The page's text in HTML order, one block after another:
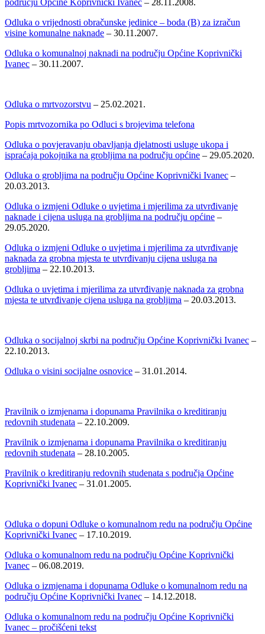
području Općine Koprivnički Ivanec – 28.11.2008.
Odluka o vrijednosti obračunske jedinice – boda (B) za izračun
visine komunalne naknade – 30.11.2007.
Odluka o komunalnoj naknadi na području Općine Koprivnički
Ivanec – 30.11.2007.
Odluka o mrtvozorstvu – 25.02.2021.
Popis mrtvozornika po Odluci s brojevima telefona
Odluka o povjeravanju obavljanja djelatnosti usluge ukopa i
ispraćaja pokojnika na grobljima na području općine – 29.05.2020.
Odluka o grobljima na području Općine Koprivnički Ivanec –
20.03.2013.
Odluka o izmjeni Odluke o uvjetima i mjerilima za utvrđivanje
naknade i cijena usluga na grobljima na području općine –
29.05.2020.
Odluka o izmjeni Odluke o uvjetima i mjerilima za utvrđivanje
naknada za grobna mjesta te utvrđivanju cijena usluga na
grobljima – 22.10.2013.
Odluka o uvjetima i mjerilima za utvrđivanje naknada za grobna
mjesta te utvrđivanje cijena usluga na grobljima – 20.03.2013.
Odluka o socijalnoj skrbi na području Općine Koprivnički Ivanec –
22.10.2013.
Odluka o visini socijalne osnovice – 31.01.2014.
Pravilnik o izmjenama i dopunama Pravilnika o kreditiranju
redovnih studenata – 22.10.2009.
Pravilnik o izmjenama i dopunama Pravilnika o kreditiranju
redovnih studenata – 28.10.2005.
Pravilnik o kreditiranju redovnih studenata s područja Općine
Koprivnički Ivanec – 31.01.2005.
Odluka o dopuni Odluke o komunalnom redu na području Općine
Koprivnički Ivanec – 17.10.2019.
Odluka o komunalnom redu na području Općine Koprivnički
Ivanec – 06.08.2019.
Odluka o izmjenama i dopunama Odluke o komunalnom redu na
području Općine Koprivnički Ivanec – 14.12.2018.
Odluka o komunalnom redu na području Općine Koprivnički
Ivanec – pročišćeni tekst